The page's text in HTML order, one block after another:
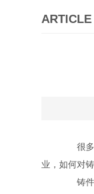
ARTICLE
很多工
业，如何对
铸件分